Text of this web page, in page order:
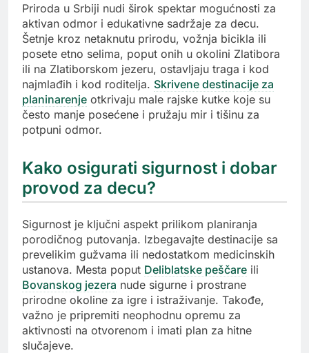
Priroda u Srbiji nudi širok spektar mogućnosti za
aktivan odmor i edukativne sadržaje za decu.
Šetnje kroz netaknutu prirodu, vožnja bicikla ili
posete etno selima, poput onih u okolini Zlatibora
ili na Zlatiborskom jezeru, ostavljaju traga i kod
najmlađih i kod roditelja. Skrivene destinacije za
planinarenje otkrivaju male rajske kutke koje su
često manje posećene i pružaju mir i tišinu za
potpuni odmor.
Kako osigurati sigurnost i dobar
provod za decu?
Sigurnost je ključni aspekt prilikom planiranja
porodičnog putovanja. Izbegavajte destinacije sa
prevelikim gužvama ili nedostatkom medicinskih
ustanova. Mesta poput Deliblatske peščare ili
Bovanskog jezera nude sigurne i prostrane
prirodne okoline za igre i istraživanje. Takođe,
važno je pripremiti neophodnu opremu za
aktivnosti na otvorenom i imati plan za hitne
slučajeve.